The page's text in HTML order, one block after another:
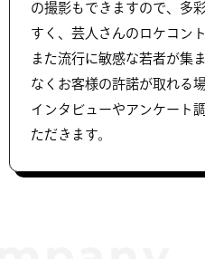
の撮影もできますので、多
すく、芸人さんのロケコン
また流行に敏感な若者が集
なくお客様の許諾が取れる
インタビューやアンケート
ただきます。